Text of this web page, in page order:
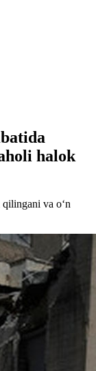
halok
va o‘n